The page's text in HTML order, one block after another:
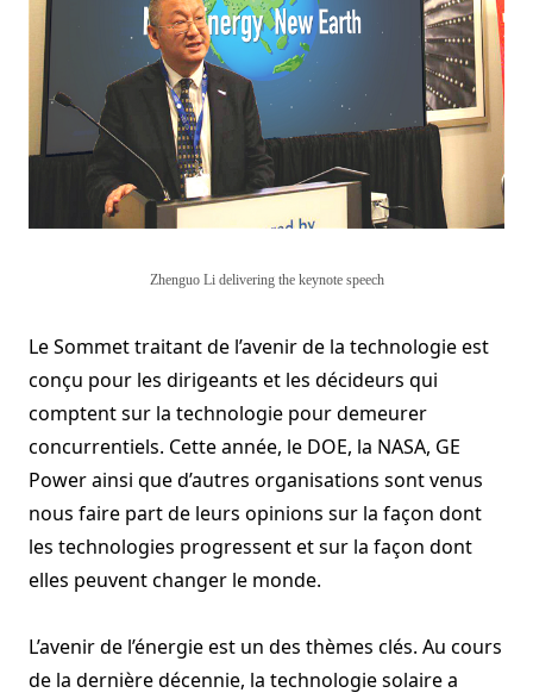
Zhenguo Li delivering the keynote speech
Le Sommet traitant de l’avenir de la technologie est
conçu pour les dirigeants et les décideurs qui
comptent sur la technologie pour demeurer
concurrentiels. Cette année, le DOE, la NASA, GE
Power ainsi que d’autres organisations sont venus
nous faire part de leurs opinions sur la façon dont
les technologies progressent et sur la façon dont
elles peuvent changer le monde.
L’avenir de l’énergie est un des thèmes clés. Au cours
de la dernière décennie, la technologie solaire a